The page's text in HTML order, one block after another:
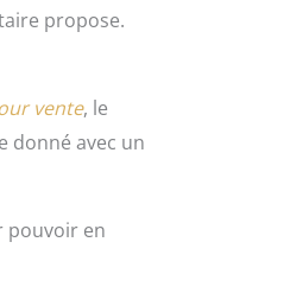
propose.
vente, le
donné avec un
pouvoir en